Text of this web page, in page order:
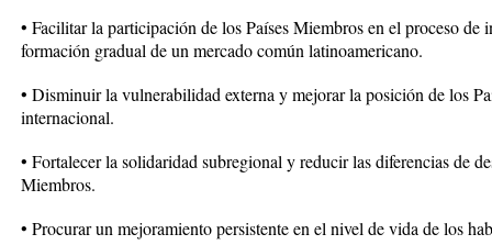
• Facilitar la participación de los Países Miembros en el proceso de
formación gradual de un mercado común latinoamericano.
• Disminuir la vulnerabilidad externa y mejorar la posición de los
internacional.
• Fortalecer la solidaridad subregional y reducir las diferencias de
Miembros.
• Procurar un mejoramiento persistente en el nivel de vida de los